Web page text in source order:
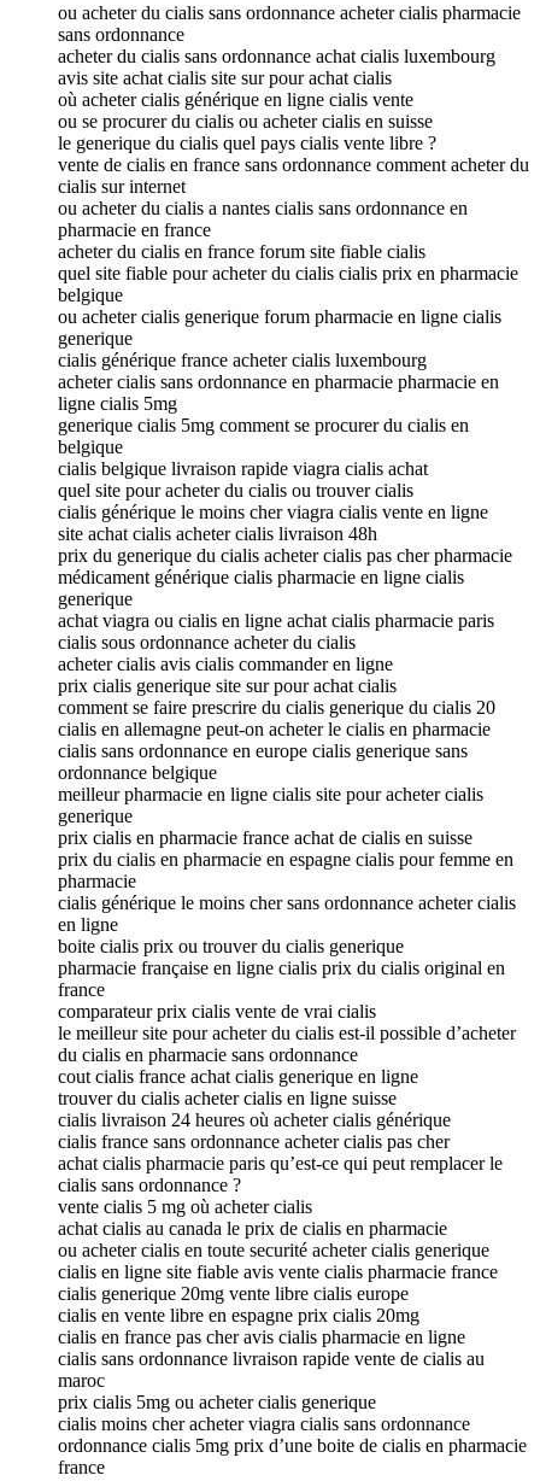
ou acheter du cialis sans ordonnance acheter cialis pharmacie
sans ordonnance
acheter du cialis sans ordonnance achat cialis luxembourg
avis site achat cialis site sur pour achat cialis
où acheter cialis générique en ligne cialis vente
ou se procurer du cialis ou acheter cialis en suisse
le generique du cialis quel pays cialis vente libre ?
vente de cialis en france sans ordonnance comment acheter du
cialis sur internet
ou acheter du cialis a nantes cialis sans ordonnance en
pharmacie en france
acheter du cialis en france forum site fiable cialis
quel site fiable pour acheter du cialis cialis prix en pharmacie
belgique
ou acheter cialis generique forum pharmacie en ligne cialis
generique
cialis générique france acheter cialis luxembourg
acheter cialis sans ordonnance en pharmacie pharmacie en
ligne cialis 5mg
generique cialis 5mg comment se procurer du cialis en
belgique
cialis belgique livraison rapide viagra cialis achat
quel site pour acheter du cialis ou trouver cialis
cialis générique le moins cher viagra cialis vente en ligne
site achat cialis acheter cialis livraison 48h
prix du generique du cialis acheter cialis pas cher pharmacie
médicament générique cialis pharmacie en ligne cialis
generique
achat viagra ou cialis en ligne achat cialis pharmacie paris
cialis sous ordonnance acheter du cialis
acheter cialis avis cialis commander en ligne
prix cialis generique site sur pour achat cialis
comment se faire prescrire du cialis generique du cialis 20
cialis en allemagne peut-on acheter le cialis en pharmacie
cialis sans ordonnance en europe cialis generique sans
ordonnance belgique
meilleur pharmacie en ligne cialis site pour acheter cialis
generique
prix cialis en pharmacie france achat de cialis en suisse
prix du cialis en pharmacie en espagne cialis pour femme en
pharmacie
cialis générique le moins cher sans ordonnance acheter cialis
en ligne
boite cialis prix ou trouver du cialis generique
pharmacie française en ligne cialis prix du cialis original en
france
comparateur prix cialis vente de vrai cialis
le meilleur site pour acheter du cialis est-il possible d’acheter
du cialis en pharmacie sans ordonnance
cout cialis france achat cialis generique en ligne
trouver du cialis acheter cialis en ligne suisse
cialis livraison 24 heures où acheter cialis générique
cialis france sans ordonnance acheter cialis pas cher
achat cialis pharmacie paris qu’est-ce qui peut remplacer le
cialis sans ordonnance ?
vente cialis 5 mg où acheter cialis
achat cialis au canada le prix de cialis en pharmacie
ou acheter cialis en toute securité acheter cialis generique
cialis en ligne site fiable avis vente cialis pharmacie france
cialis generique 20mg vente libre cialis europe
cialis en vente libre en espagne prix cialis 20mg
cialis en france pas cher avis cialis pharmacie en ligne
cialis sans ordonnance livraison rapide vente de cialis au
maroc
prix cialis 5mg ou acheter cialis generique
cialis moins cher acheter viagra cialis sans ordonnance
ordonnance cialis 5mg prix d’une boite de cialis en pharmacie
france